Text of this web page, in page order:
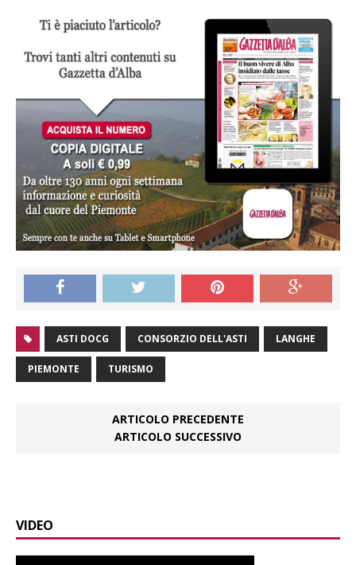
ASTI DOCG CONSORZIO DELL'ASTI LANGHE
PIEMONTE TURISMO
ARTICOLO PRECEDENTE
ARTICOLO SUCCESSIVO
VIDEO